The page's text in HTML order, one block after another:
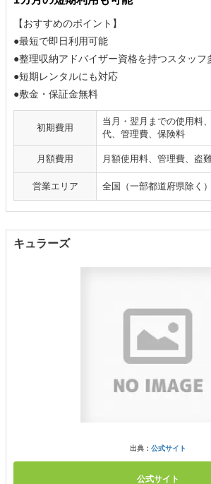
【おすすめのポイント】
●最短で即日利用可能
●整理収納アドバイザー資格を持つスタッフ
●短期レンタルにも対応
●敷金・保証金無料
初期費用
当月・翌月までの使用料
代、管理費、保険料
月額費用 月額使用料、管理費、盗
営業エリア 全国（一部都道府県除く）
キュラーズ
出典： 公式サイト
公式サイト